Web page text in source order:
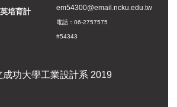
培育計
em54300@email.ncku.edu.tw
電話：06-2757575
#54343
功大學工業設計系 2019